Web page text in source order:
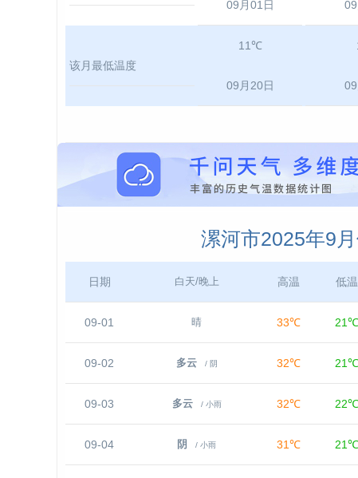
09月01日
该月最低温度
11℃
09月20日
漯河市2025年9
日期 白天/晚上 高温 低温
09-01 晴 33℃ 21℃
09-02 多云 / 阴 32℃ 21℃
09-03 多云 / 小雨 32℃ 22℃
09-04 阴 / 小雨 31℃ 21℃